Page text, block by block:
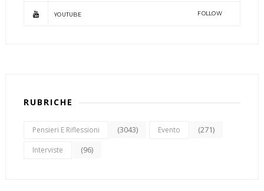
YOUTUBE FOLLOW
RUBRICHE
Pensieri E Riflessioni (3043) Evento (271)
Interviste (96)